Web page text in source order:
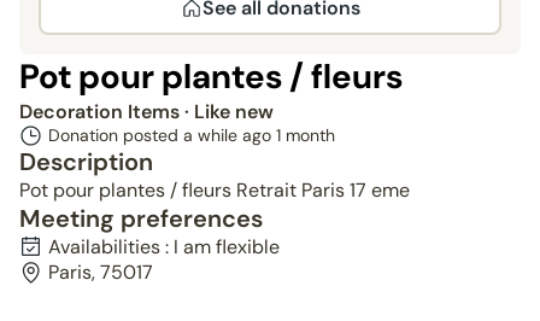
See all donations
Pot pour plantes / fleurs
Decoration Items· Like new
Donation posted a while ago 1 month
Description
Pot pour plantes / fleurs Retrait Paris 17 eme
Meeting preferences
Availabilities : I am flexible
Paris, 75017